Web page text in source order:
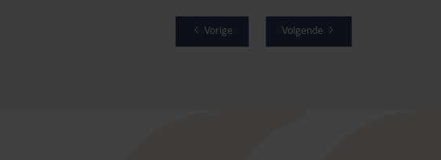
Vorige Volgende